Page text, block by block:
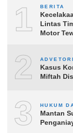
1 BERITA
Lintas
Motor
2
Kasus
Miftah
3 HUKUM
Mantan